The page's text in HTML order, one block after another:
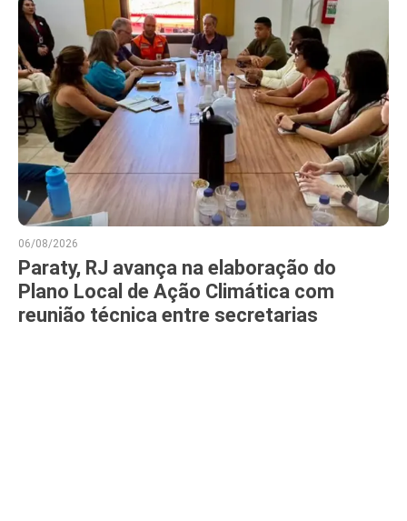
06/08/2026
Paraty, RJ avança na elaboração do
Plano Local de Ação Climática com
reunião técnica entre secretarias